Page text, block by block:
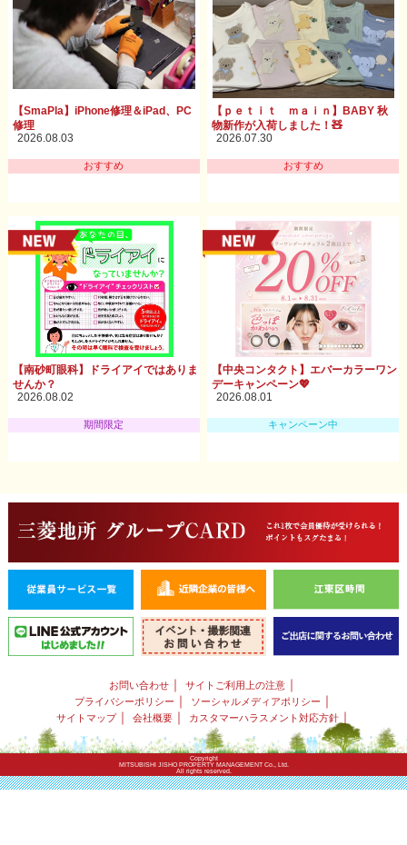
【SmaPla】iPhone修理＆iPad、PC
修理
2026.08.03
おすすめ
【ｐｅｔｉｔ ｍａｉｎ】BABY 秋
物新作が入荷しました！🧸
2026.07.30
おすすめ
【南砂町眼科】ドライアイではありま
せんか？
2026.08.02
期間限定
【中央コンタクト】エバーカラーワン
デーキャンペーン💖
2026.08.01
キャンペーン中
お問い合わせ ｜ サイトご利用上の注意 ｜
プライバシーポリシー ｜ ソーシャルメディアポリシー ｜
サイトマップ｜ 会社概要｜ カスタマーハラスメント対応方針｜
Copyright
MITSUBISHI JISHO PROPERTY MANAGEMENT Co., Ltd.
All rights reserved.